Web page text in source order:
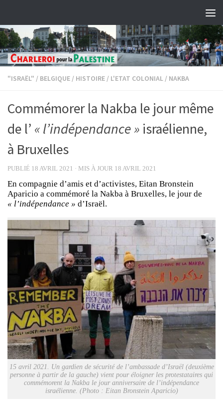
"ISRAËL" / BELGIQUE / HISTOIRE / L'ETAT COLONIAL / NAKBA
Commémorer la Nakba le jour même
de l’ « l’indépendance » israélienne,
à Bruxelles
PUBLIÉ 18 AVRIL 2021 · MIS À JOUR 18 AVRIL 2021
En compagnie d’amis et d’activistes, Eitan Bronstein
Aparicio a commémoré la Nakba à Bruxelles, le jour de
« l’indépendance » d’Israël.
15 avril 2021. Un gardien de sécurité de l’ambassade d’Israël (deuxième
personne à partir de la gauche) vient pour éloigner les protestataires qui
commémorent la Nakba le jour anniversaire de l’indépendance
israélienne. (Photo : Eitan Bronstein Aparicio)